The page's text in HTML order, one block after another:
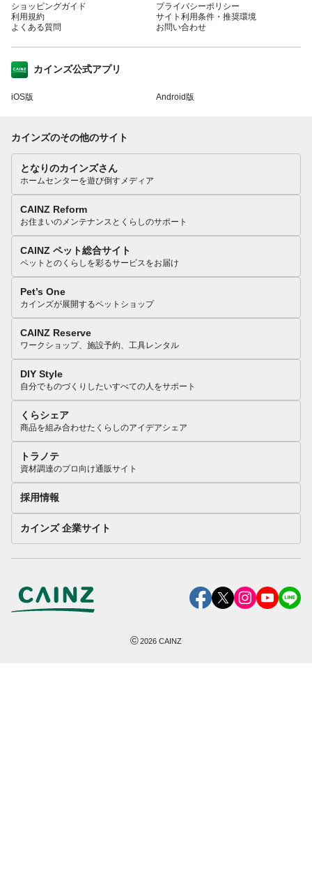
ショッピングガイド
利用規約
よくある質問
プライバシーポリシー
サイト利用条件・推奨環境
お問い合わせ
カインズ公式アプリ
iOS版 Android版
カインズのその他のサイト
となりのカインズさん
ホームセンターを遊び倒すメディア
CAINZ Reform
お住まいのメンテナンスとくらしのサポート
CAINZ ペット総合サイト
ペットとのくらしを彩るサービスをお届け
Pet’s One
カインズが展開するペットショップ
CAINZ Reserve
ワークショップ、施設予約、工具レンタル
DIY Style
自分でものづくりしたいすべての人をサポート
くらシェア
商品を組み合わせたくらしのアイデアシェア
トラノテ
資材調達のプロ向け通販サイト
採用情報
カインズ 企業サイト
©2026 CAINZ